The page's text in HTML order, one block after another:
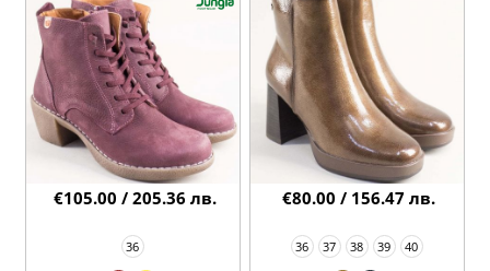
36
€105.00 / 205.36 лв.
36 37 38 39 40
€80.00 / 156.47 лв.